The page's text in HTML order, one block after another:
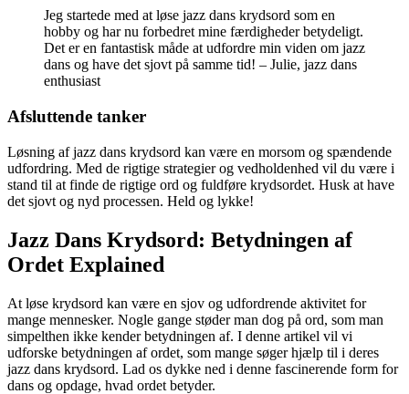
Jeg startede med at løse jazz dans krydsord som en
hobby og har nu forbedret mine færdigheder betydeligt.
Det er en fantastisk måde at udfordre min viden om jazz
dans og have det sjovt på samme tid! – Julie, jazz dans
enthusiast
Afsluttende tanker
Løsning af jazz dans krydsord kan være en morsom og spændende
udfordring. Med de rigtige strategier og vedholdenhed vil du være i
stand til at finde de rigtige ord og fuldføre krydsordet. Husk at have
det sjovt og nyd processen. Held og lykke!
Jazz Dans Krydsord: Betydningen af ​​
Ordet Explained
At løse krydsord kan være en sjov og udfordrende aktivitet for
mange mennesker. Nogle gange støder man dog på ord, som man
simpelthen ikke kender betydningen af. I denne artikel vil vi
udforske betydningen af ordet, som mange søger hjælp til i deres
jazz dans krydsord. Lad os dykke ned i denne fascinerende form for
dans og opdage, hvad ordet betyder.